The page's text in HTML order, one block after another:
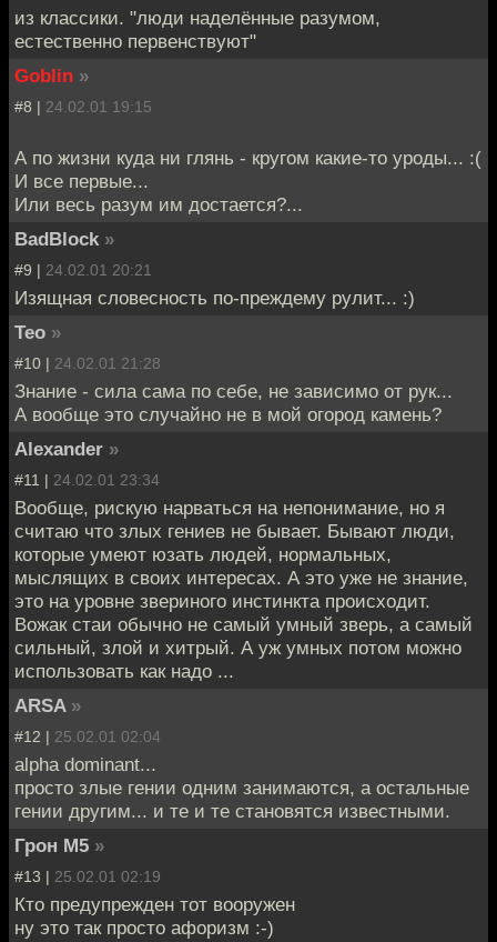
из классики. "люди наделённые разумом,
естественно первенствуют"
Goblin »
#8 | 24.02.01 19:15
А по жизни куда ни глянь - кругом какие-то уроды... :(
И все первые...
Или весь разум им достается?...
BadBlock »
#9 | 24.02.01 20:21
Изящная словесность по-преждему рулит... :)
Teo »
#10 | 24.02.01 21:28
Знание - сила сама по себе, не зависимо от рук...
А вообще это случайно не в мой огород камень?
Alexander »
#11 | 24.02.01 23:34
Вообще, рискую нарваться на непонимание, но я
считаю что злых гениев не бывает. Бывают люди,
которые умеют юзать людей, нормальных,
мыслящих в своих интересах. А это уже не знание,
это на уровне звериного инстинкта происходит.
Вожак стаи обычно не самый умный зверь, а самый
сильный, злой и хитрый. А уж умных потом можно
использовать как надо ...
ARSA »
#12 | 25.02.01 02:04
alpha dominant...
просто злые гении одним занимаются, а остальные
гении другим... и те и те становятся известными.
Грон М5 »
#13 | 25.02.01 02:19
Кто предупрежден тот вооружен
ну это так просто афоризм :-)